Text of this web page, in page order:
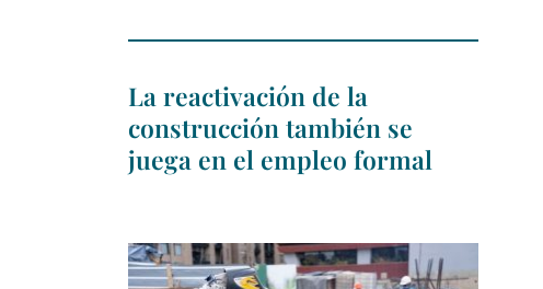
La reactivación de la
construcción también se
juega en el empleo formal